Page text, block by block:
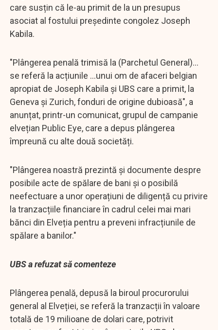
care susțin că le-au primit de la un presupus
asociat al fostului președinte congolez Joseph
Kabila.
"Plângerea penală trimisă la (Parchetul General)...
se referă la acțiunile ...unui om de afaceri belgian
apropiat de Joseph Kabila și UBS care a primit, la
Geneva și Zurich, fonduri de origine dubioasă", a
anunțat, printr-un comunicat, grupul de campanie
elvețian Public Eye, care a depus plângerea
împreună cu alte două societăți.
"Plângerea noastră prezintă și documente despre
posibile acte de spălare de bani și o posibilă
neefectuare a unor operațiuni de diligență cu privire
la tranzacțiile financiare în cadrul celei mai mari
bănci din Elveția pentru a preveni infracțiunile de
spălare a banilor."
UBS a refuzat să comenteze
Plângerea penală, depusă la biroul procurorului
general al Elveției, se referă la tranzacții în valoare
totală de 19 milioane de dolari care, potrivit